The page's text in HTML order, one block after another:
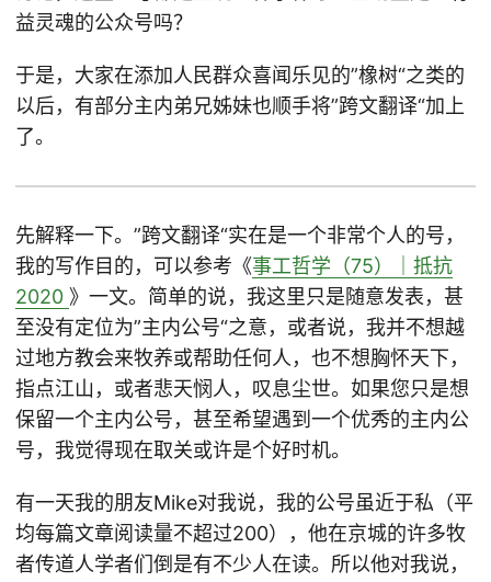
益灵魂的公众号吗？
于是，大家在添加人民群众喜闻乐见的”橡树“之类的
以后，有部分主内弟兄姊妹也顺手将”跨文翻译“加上
了。
先解释一下。”跨文翻译“实在是一个非常个人的号，
我的写作目的，可以参考《事工哲学（75）｜抵抗
2020 》一文。简单的说，我这里只是随意发表，甚
至没有定位为”主内公号“之意，或者说，我并不想越
过地方教会来牧养或帮助任何人，也不想胸怀天下，
指点江山，或者悲天悯人，叹息尘世。如果您只是想
保留一个主内公号，甚至希望遇到一个优秀的主内公
号，我觉得现在取关或许是个好时机。
有一天我的朋友Mike对我说，我的公号虽近于私（平
均每篇文章阅读量不超过200），他在京城的许多牧
者传道人学者们倒是有不少人在读。所以他对我说，